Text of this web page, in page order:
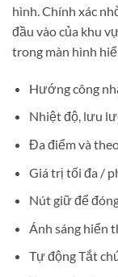
hình. Chính xác
đầu vào của khu
trong màn hình
Hướng công
Nhiệt độ, lưu
Đa điểm và
Giá trị tối đa /
Nút giữ để
Ánh sáng hiển
Tự động Tắt